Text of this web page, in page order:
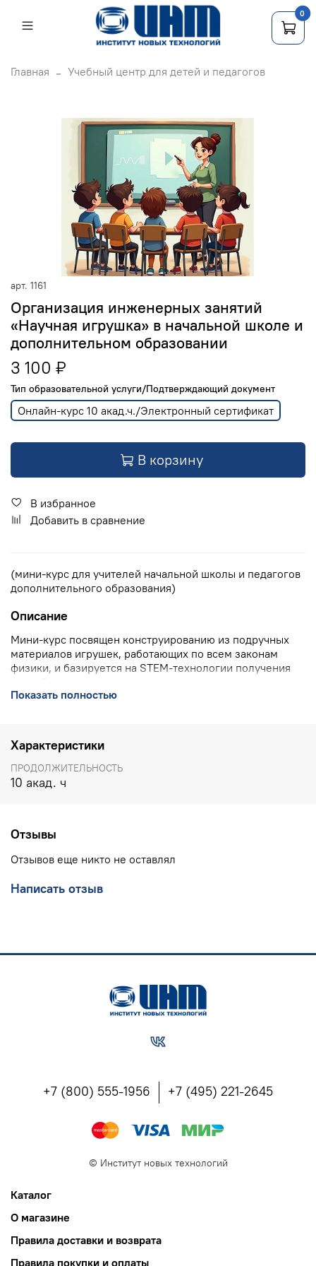
Главная Учебный центр для детей и педагогов
арт. 1161
Организация инженерных занятий
«Научная игрушка» в начальной школе и
дополнительном образовании
3 100 ₽
Тип образовательной услуги/Подтверждающий документ
Онлайн-курс 10 акад.ч./Электронный сертификат
В корзину
В избранное
Добавить в сравнение
(мини-курс для учителей начальной школы и педагогов
дополнительного образования)
Описание
Мини-курс посвящен конструированию из подручных
материалов игрушек, работающих по всем законам
физики, и базируется на STEM-технологии получения
сложных научных явлений.
КОНТАКТЫ УЧЕБНОГО ЦЕНТРА ИНТ:
(горячая линия, бесплатно по РФ), 8(903) 614 8579
(офис),training@int-edu.ru
Показать полностью
Характеристики
ПРОДОЛЖИТЕЛЬНОСТЬ
10 акад. ч
Отзывы
Отзывов еще никто не оставлял
Написать отзыв
+7 (800) 555-1956 +7 (495) 221-2645
© Институт новых технологий
Каталог
О магазине
Правила доставки и возврата
Правила покупки и оплаты
0